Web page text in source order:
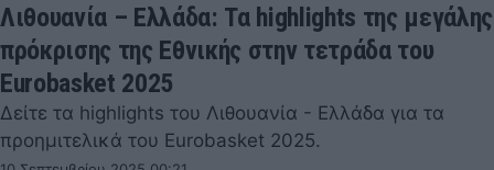
Λιθουανία – Ελλάδα: Τα highlights της μεγάλης
πρόκρισης της Εθνικής στην τετράδα του
Eurobasket 2025
Δείτε τα highlights του Λιθουανία - Ελλάδα για τα
προημιτελικά του Eurobasket 2025.